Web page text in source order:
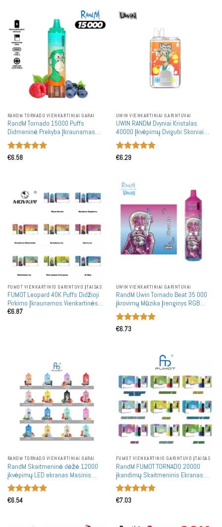
RANDM TORNADO VIENKARTINIAI GARAI
RandM Tornado 15000 Puffs
Didmeninė Prekyba Įkraunamas
Vienkartinis Garintuvas Didmeninė
Prekyba
Įvertinimas:
€6.58
UWIN VIENKARTINIAI GARINTUVAI
UWIN RANDM Dvyniai Kristalas
40000 Įkvėpimų Dvigubi Skoniai
Masiniai Pirkimai Įkraunami
Vienkartiniai Garintuvai Didmeninė
Prekyba
Įvertinimas:
€6.29
FUMOT VIENKARTINIO GARINTUVO ĮTAISAS
FUMOT Leopard 40K Puffs Didžioji
Pirkimo Įkraunamos Vienkartinės
Garintuvės Didmeninė Prekyba
€6.87
UWIN VIENKARTINIAI GARINTUVAI
RandM Uwin Tornado Beat 35 000
įkrovimų Mūzika Įrenginys RGB
Šviesos Didmeninė Prekyba
Įkraunamos Vienkartinės
Garintuvės
Įvertinimas:
€6.73
RANDM TORNADO VIENKARTINIAI GARAI
RandM Skaitmeninė dėžė 12000
įkvėpimų LED ekranas Masinis
pirkimas Įkraunamas Vienkartinis
garintuvas Didmeninė prekyba
Įvertinimas:
€6.54
FUMOT VIENKARTINIO GARINTUVO ĮTAISAS
RandM FUMOT TORNADO 20000
įkandimų Skaitmeninis Ekranas
Didmeninė Prekyba Įkraunami
Vienkartiniai Garintuvai Didmeninė
Prekyba
Įvertinimas:
€7.03